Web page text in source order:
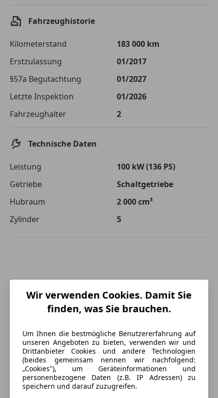
Der Kreditrechner enthält repräsentative Werte, zu denen wir
typischerweise Kredite vergeben. Der Sollzinssatz ist
bonitätsabhängig. Laufzeit mindestens 12, höchstens 120 Monate.
Gültig für Neukunden bei Online-Abschluss. Erfüllung banküblicher
Bonitätskriterien vorausgesetzt.
Jetzt berechnen
Fahrzeughistorie
Kilometerstand
183 000 km
Erstzulassung
01/2017
§57a Begutachtung
01/2027
Letzte Inspektion
01/2026
Fahrzeughalter
2
Technische Daten
Leistung
100 kW (136 PS)
Getriebe
Schaltgetriebe
Hubraum
2 000 cm³
Zylinder
5
Wir verwenden Cookies. Damit Sie
finden, was Sie brauchen.
Um Ihnen die bestmögliche Benutzererfahrung auf
unseren Angeboten zu bieten, verwenden wir und
Drittanbieter Cookies und andere Technologien
(beides gemeinsam nennen wir nachfolgend:
„Cookies"), um Geräteinformationen und
personenbezogene Daten (z.B. IP Adressen) zu
speichern und darauf zuzugreifen.